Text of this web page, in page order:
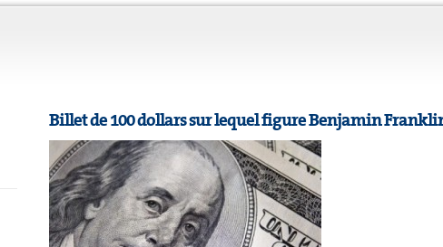
Billet de 100 dollars sur lequel figure Benjamin